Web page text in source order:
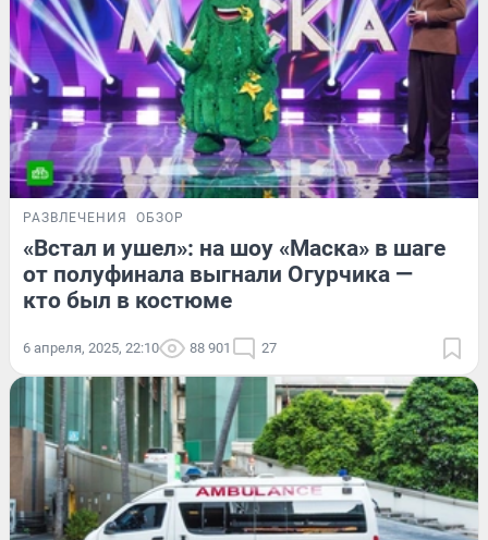
РАЗВЛЕЧЕНИЯ ОБЗОР
«Встал и ушел»: на шоу «Маска» в шаге
от полуфинала выгнали Огурчика —
кто был в костюме
6 апреля, 2025, 22:10 88 901 27